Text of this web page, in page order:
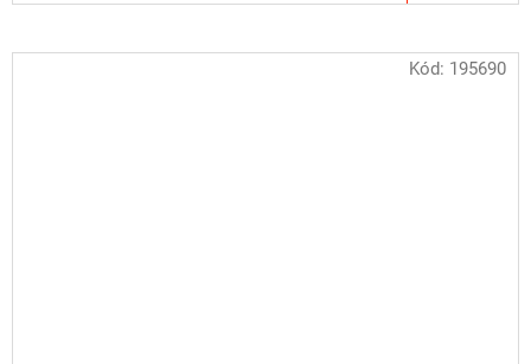
Kód: 195690